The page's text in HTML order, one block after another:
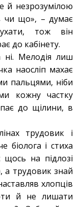
незрозумілою
чи що», – думає
тож він
до кабінету.
ні. Мелодія лиш
наосліп махає
пальцями, ніби
кожну частку
до щілини, в
трудовик і
біолога і стиха
щось на підлозі
а трудовик знай
хлопців
й не лишати